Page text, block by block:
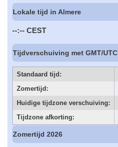
Lokale tijd in Almere
--:-- CEST
Tijdverschuiving met GMT/UTC
Standaard tijd:
Zomertijd:
Huidige tijdzone verschuiving:
Tijdzone afkorting:
Zomertijd 2026